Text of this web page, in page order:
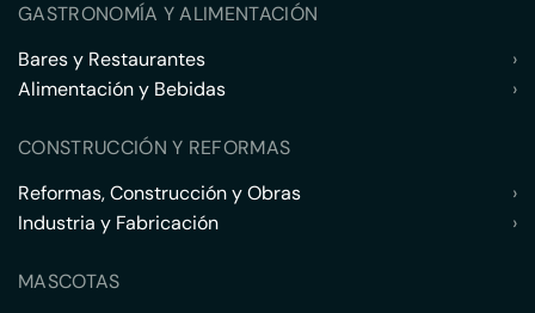
GASTRONOMÍA Y ALIMENTACIÓN
Bares y Restaurantes
›
Alimentación y Bebidas
›
CONSTRUCCIÓN Y REFORMAS
Reformas, Construcción y Obras
›
Industria y Fabricación
›
MASCOTAS